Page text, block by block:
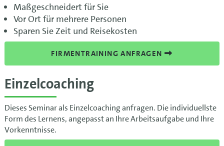
Maßgeschneidert für Sie
Vor Ort für mehrere Personen
Sparen Sie Zeit und Reisekosten
FIRMENTRAINING ANFRAGEN
Einzelcoaching
Dieses Seminar als Einzelcoaching anfragen. Die individuellste
Form des Lernens, angepasst an Ihre Arbeitsaufgabe und Ihre
Vorkenntnisse.